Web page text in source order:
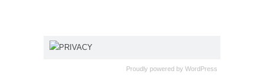
PRIVACY
Proudly powered by WordPress